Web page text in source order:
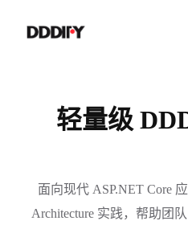
轻量级
面向现代 ASP.NET Core
Architecture 实践，帮助团